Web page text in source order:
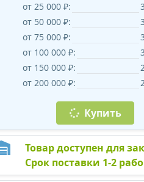
от 25 000 ₽:
от 50 000 ₽:
от 75 000 ₽:
от 100 000 ₽:
от 150 000 ₽:
от 200 000 ₽:
Купить
Товар доступен для
Срок поставки 1-2